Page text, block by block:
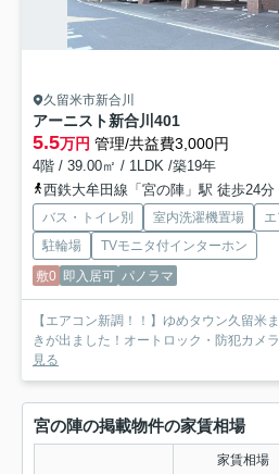
久留米市新合川
アーニスト新合川 401
5.5万円 管理/共益費3,000円
4階 / 39.00㎡ / 1LDK /築19年
西鉄大牟田線「宮の陣」駅 徒歩24分
バス・トイレ別 室内洗濯機置場
駐輪場
TVモニタ付インターホン
敷0 即入居可 パノラマ
【エアコン新調！！】ゆめタウン久留米
きが出ました！オートロック・防犯カメ
見る
宮の陣の掲載物件の家賃相場
家賃相場